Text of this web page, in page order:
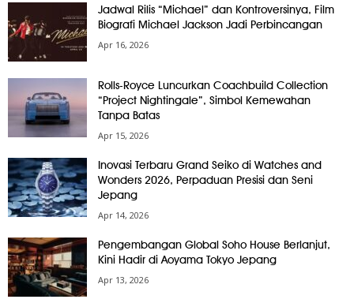
Jadwal Rilis “Michael” dan Kontroversinya, Film
Biografi Michael Jackson Jadi Perbincangan
Apr 16, 2026
Rolls-Royce Luncurkan Coachbuild Collection
“Project Nightingale”, Simbol Kemewahan
Tanpa Batas
Apr 15, 2026
Inovasi Terbaru Grand Seiko di Watches and
Wonders 2026, Perpaduan Presisi dan Seni
Jepang
Apr 14, 2026
Pengembangan Global Soho House Berlanjut,
Kini Hadir di Aoyama Tokyo Jepang
Apr 13, 2026